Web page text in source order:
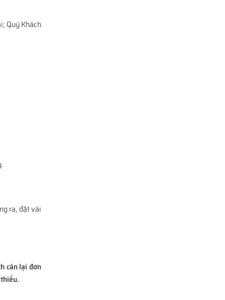
Quý Khách
ra, đặt vài
cân lại đơn